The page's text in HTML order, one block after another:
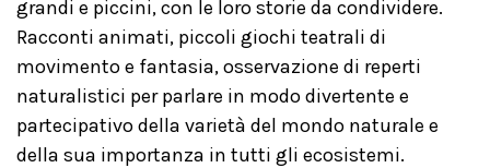
grandi e piccini, con le loro storie da condividere.
Racconti animati, piccoli giochi teatrali di
movimento e fantasia, osservazione di reperti
naturalistici per parlare in modo divertente e
partecipativo della varietà del mondo naturale e
della sua importanza in tutti gli ecosistemi.